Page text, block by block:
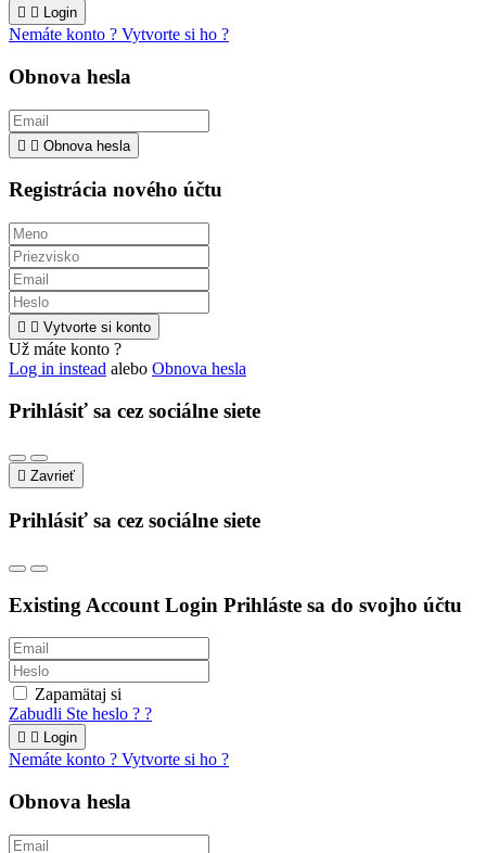
  Login
Nemáte konto ? Vytvorte si ho ?
Obnova hesla
  Obnova hesla
Registrácia nového účtu
  Vytvorte si konto
Už máte konto ?
Log in instead alebo Obnova hesla
Prihlásiť sa cez sociálne siete
 Zavrieť
Prihlásiť sa cez sociálne siete
Existing Account Login Prihláste sa do svojho účtu
Zapamätaj si
Zabudli Ste heslo ? ?
  Login
Nemáte konto ? Vytvorte si ho ?
Obnova hesla